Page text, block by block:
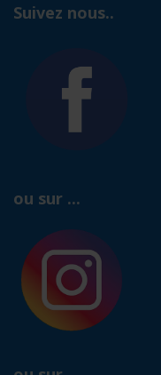
Suivez nous..
ou sur ...